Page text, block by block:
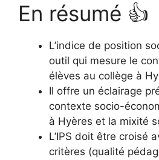
En résumé 👍
L’indice de position
outil qui mesure le
élèves au collège à
Il offre un éclairage
contexte socio-
à Hyères et la mixité
L’IPS doit être croisé
critères (qualité